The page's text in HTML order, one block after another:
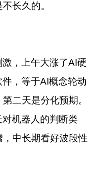
长久的。
，上午大涨了AI硬
，等于AI概念轮动
二天是分化预期。
机器人的判断类
中长期看好波段性